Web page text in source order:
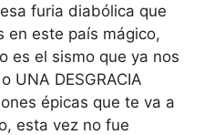
furia diabólica que
en este país mágico,
es el sismo que ya nos
UNA DESGRACIA
épicas que te va a
esta vez no fue